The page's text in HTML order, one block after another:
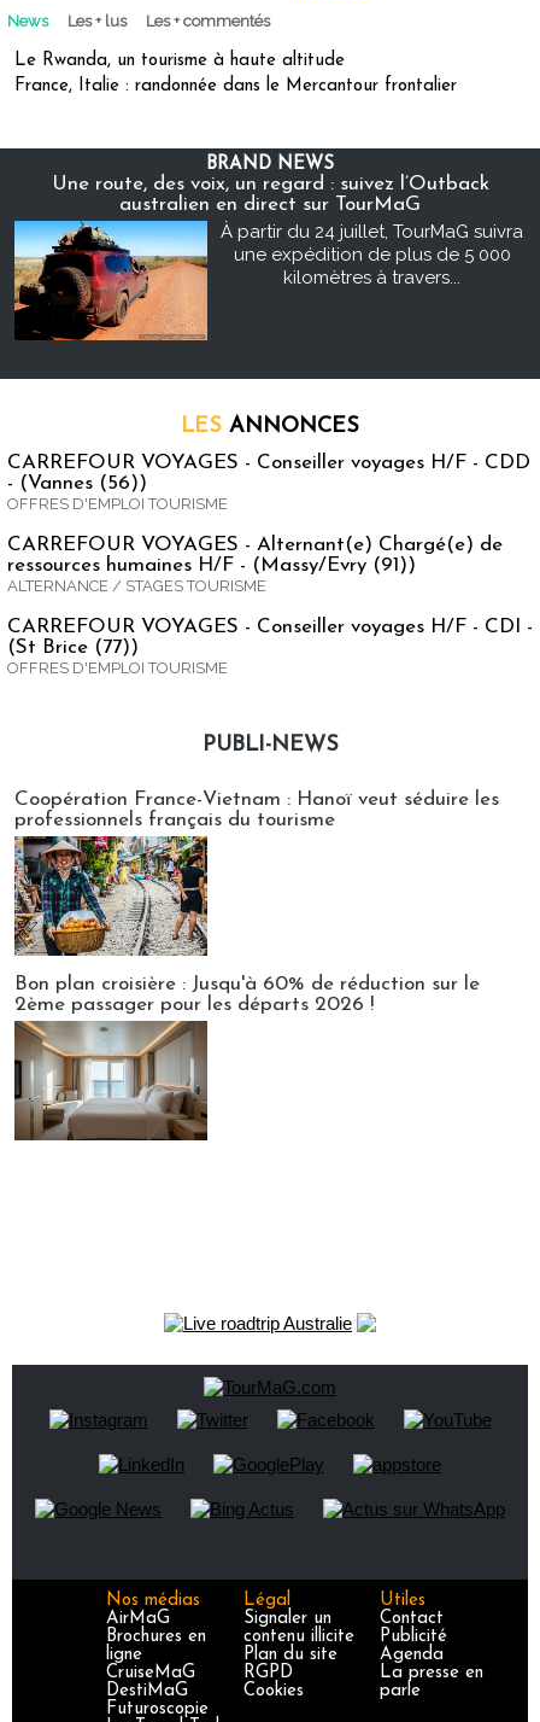
News Les + lus Les + commentés
Le Rwanda, un tourisme à haute altitude
France, Italie : randonnée dans le Mercantour frontalier
BRAND NEWS
Une route, des voix, un regard : suivez l’Outback
australien en direct sur TourMaG
À partir du 24 juillet, TourMaG suivra
une expédition de plus de 5 000
kilomètres à travers...
LES ANNONCES
CARREFOUR VOYAGES - Conseiller voyages H/F - CDD
- (Vannes (56))
OFFRES D'EMPLOI TOURISME
CARREFOUR VOYAGES - Alternant(e) Chargé(e) de
ressources humaines H/F - (Massy/Evry (91))
ALTERNANCE / STAGES TOURISME
CARREFOUR VOYAGES - Conseiller voyages H/F - CDI -
(St Brice (77))
OFFRES D'EMPLOI TOURISME
PUBLI-NEWS
Coopération France-Vietnam : Hanoï veut séduire les
professionnels français du tourisme
Bon plan croisière : Jusqu'à 60% de réduction sur le
2ème passager pour les départs 2026 !
Nos médias
AirMaG
Brochures en
ligne
CruiseMaG
DestiMaG
Futuroscopie
Légal
Signaler un
contenu illicite
Plan du site
RGPD
Cookies
Utiles
Contact
Publicité
Agenda
La presse en
parle